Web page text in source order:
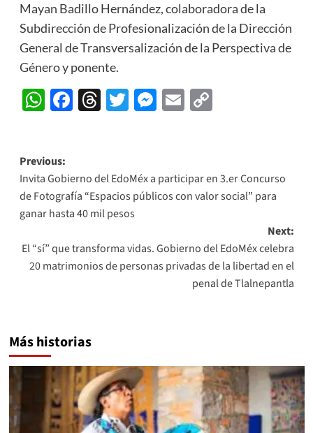
Mayan Badillo Hernández, colaboradora de la
Subdirección de Profesionalización de la Dirección
General de Transversalización de la Perspectiva de
Género y ponente.
WhatsApp
Facebook
Threads
Twitter
Messenger
EmailCopy
Post
navigation
Previous:
Invita Gobierno del EdoMéx a participar en 3.er Concurso
de Fotografía “Espacios públicos con valor social” para
ganar hasta 40 mil pesos
Next:
El “sí” que transforma vidas. Gobierno del EdoMéx celebra
20 matrimonios de personas privadas de la libertad en el
penal de Tlalnepantla
Más historias